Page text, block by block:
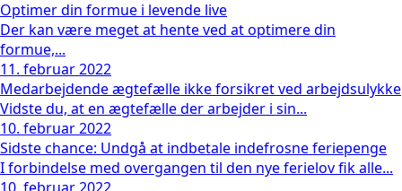
Optimer din formue i levende live
Der kan være meget at hente ved at optimere din
formue,...
11. februar 2022
Medarbejdende ægtefælle ikke forsikret ved arbejdsulykke
Vidste du, at en ægtefælle der arbejder i sin...
10. februar 2022
Sidste chance: Undgå at indbetale indefrosne feriepenge
I forbindelse med overgangen til den nye ferielov fik alle...